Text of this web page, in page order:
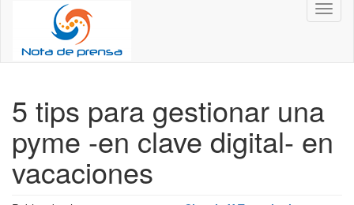
5 tips para gestionar una
pyme -en clave digital- en
vacaciones